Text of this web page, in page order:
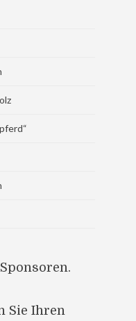
Sie Ihren